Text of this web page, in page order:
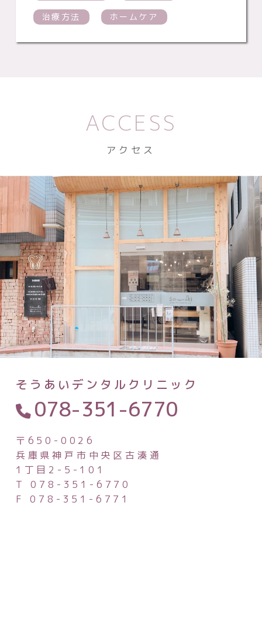
治療方法 ホームケア
ACCESS
アクセス
そうあいデンタルクリニック
078-351-6770
〒650-0026
兵庫県神戸市中央区古湊通
1丁目2-5-101
T 078-351-6770
F 078-351-6771